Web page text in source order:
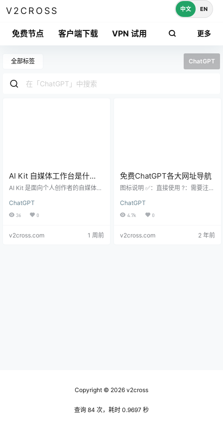
V2CROSS
免费节点 客户端下载 VPN 试用 更多
中文 EN
全部标签 ChatGPT
AI Kit 自媒体工作台是什
么？AI 选题、写作、排期与
AI Kit 是面向个人创作者的自媒体工
历、发布排期和数据复盘连接为一
套流程，并提供 Prompt、Notion 与
ChatGPT
36 0
v2cross.com 1 周前
免费ChatGPT各大网址导航
图标说明 ✅：直接使用 ?：需要注册
速度可能偏慢 ?：使用的 ChatGTP
官方接口 ?：有使用限制 ? ChatGP
Vondy ??cursor（GPT4.0） ?‍♀️??
ChatGPT
4.7k 0
v2cross.com 2 年前
Copyright © 2026 v2cross
查询 84 次，耗时 0.9697 秒